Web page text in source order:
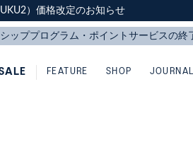
）価格改定のお知らせ
に関するお知らせ
）価格改定のお知らせ
に関するお知らせ
FEATURE SHOP